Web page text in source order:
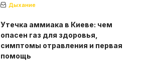
Дыхание
Утечка аммиака в Киеве: чем
опасен газ для здоровья,
симптомы отравления и первая
помощь